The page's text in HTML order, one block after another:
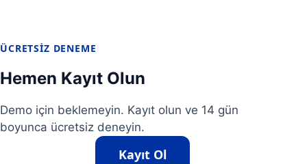
ÜCRETSIZ DENEME
Hemen Kayıt Olun
Demo için beklemeyin. Kayıt olun ve 14 gün
boyunca ücretsiz deneyin.
Kayıt Ol